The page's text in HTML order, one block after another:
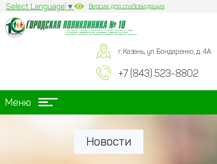
Select Language ▼ Версия для слабовидящих
г. Казань, ул. Бондаренко, д. 4А
+7 (843) 523-8802
Меню
Новости